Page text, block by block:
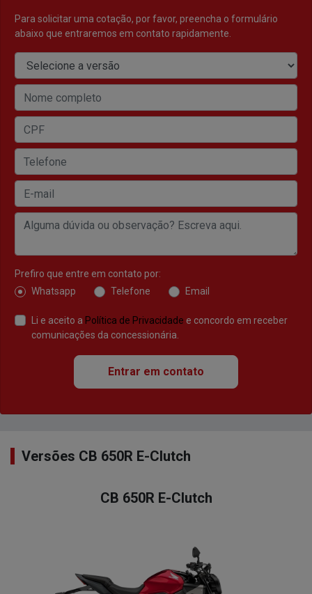
Para solicitar uma cotação, por favor, preencha o formulário
abaixo que entraremos em contato rapidamente.
Prefiro que entre em contato por:
Whatsapp
Telefone Email
Li e aceito a Política de Privacidade e concordo em receber
comunicações da concessionária.
Entrar em contato
Versões CB 650R E-Clutch
CB 650R E-Clutch